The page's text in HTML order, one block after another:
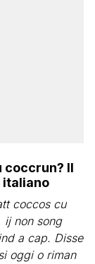
coccrun? Il
italiano
coccos cu
ij non song
a cap. Disse
oggi o riman